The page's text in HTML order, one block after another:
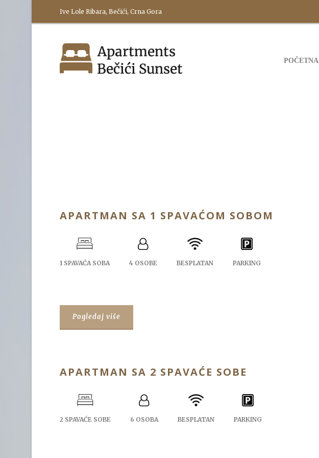
Ive Lole Ribara, Bečići, Crna Gora
POČETNA
APARTMAN SA 1 SPAVAĆOM SOBOM
1 SPAVAĆA SOBA 4 OSOBE BESPLATAN PARKING
Pogledaj više
APARTMAN SA 2 SPAVAĆE SOBE
2 SPAVAĆE SOBE 6 OSOBA BESPLATAN PARKING